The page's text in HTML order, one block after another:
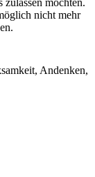
Andenken,
nicht mehr